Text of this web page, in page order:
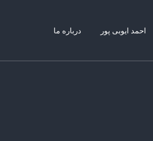
احمد ایوبی پور درباره ما